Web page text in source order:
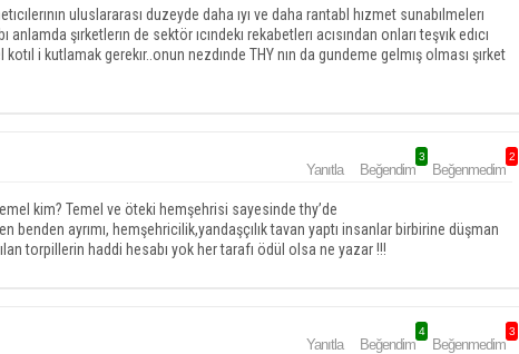
uluslararası duzeyde daha ıyı ve daha rantabl hızmet sunabılmelerı
şırketlerın de sektör ıcındekı rekabetlerı acısından onları teşvık edıcı
i kutlamak gerekır..onun nezdınde THY nın da gundeme gelmış olması şırket
Yanıtla Beğendim
3
Beğenmedim
2
kim? Temel ve öteki hemşehrisi sayesinde thy’de
ayrımı, hemşehricilik,yandaşçılık tavan yaptı insanlar birbirine düşman
torpillerin haddi hesabı yok her tarafı ödül olsa ne yazar !!!
Yanıtla Beğendim
4
Beğenmedim
3